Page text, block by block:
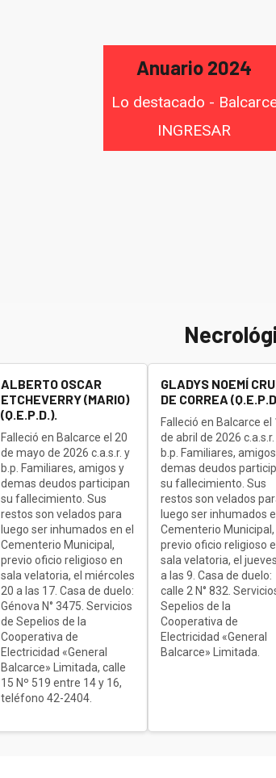
Anuario 2024
Lo destacado -
INGRESAR
ALBERTO OSCAR
ETCHEVERRY (MARIO)
(Q.E.P.D.).
Falleció en Balcarce el 20
de mayo de 2026 c.a.s.r. y
b.p. Familiares, amigos y
demas deudos participan
su fallecimiento. Sus
restos son velados para
luego ser inhumados en el
Cementerio Municipal,
previo oficio religioso en
sala velatoria, el miércoles
20 a las 17. Casa de duelo:
Génova N° 3475. Servicios
de Sepelios de la
Cooperativa de
Electricidad «General
Balcarce» Limitada, calle
15 Nº 519 entre 14 y 16,
teléfono 42-2404.
GLADYS NOEMÍ
DE CORREA
Falleció en Balcarce el
de abril de 2026 c.a.s.r.
b.p. Familiares,
demas deudos
su fallecimiento. Sus
restos son velados
luego ser inhumados
Cementerio Municipal,
previo oficio religioso
sala velatoria, el
a las 9. Casa de duelo:
calle 2 N° 832.
Sepelios de la
Cooperativa de
Electricidad «General
Balcarce» Limitada.